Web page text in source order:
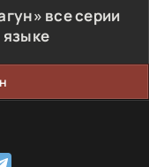
все серии